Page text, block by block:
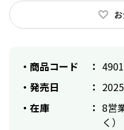
商品コード
発売日
在庫
8営
く）